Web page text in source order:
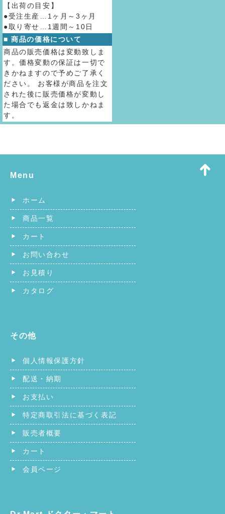
【出荷の目安】
●受注生産…1ヶ月～3ヶ月
●取り寄せ…1週間～10日
■ 商品の価格について
商品の販売価格は変動致しま
す。価格変動の保証は一切で
きかねますので予めご了承く
ださい。 お客様が商品を注文
された後に販売価格が変動し
た場合でも返金は致しかねま
す。
Menu
ホーム
商品一覧
カート
お問い合わせ
お見積り
カタログ
その他
個人情報保護方針
配送・納期
お支払い
特定商取引法に基づく表記
販売者概要
カート
会員ページ